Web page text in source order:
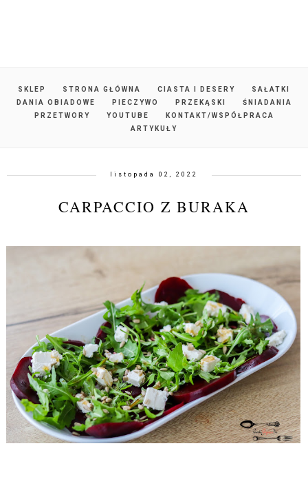
SKLEP STRONA GŁÓWNA CIASTA I DESERY
SAŁATKI
DANIA OBIADOWE
PIECZYWO PRZEKĄSKI
ŚNIADANIA
PRZETWORY
YOUTUBE
KONTAKT/WSPÓŁPRACA
ARTYKUŁY
listopada 02, 2022
CARPACCIO Z BURAKA